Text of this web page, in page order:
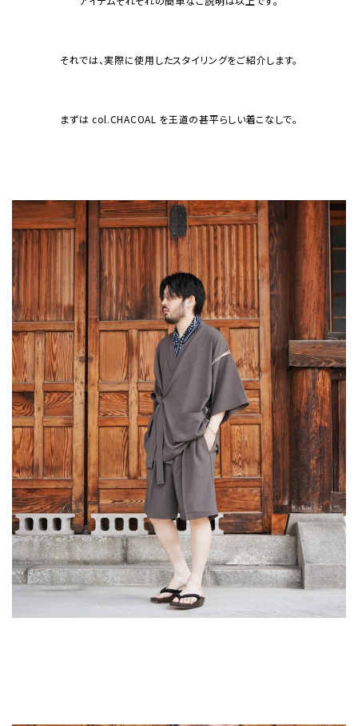
それでは、実際に使用したスタイリングをご紹介します。
まずは col.CHACOAL を王道の甚平らしい着こなしで。